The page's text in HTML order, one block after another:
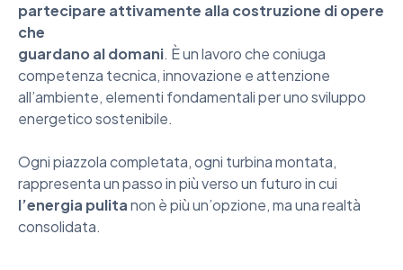
partecipare attivamente alla costruzione di opere
che
guardano al domani. È un lavoro che coniuga
competenza tecnica, innovazione e attenzione
all’ambiente, elementi fondamentali per uno sviluppo
energetico sostenibile.
Ogni piazzola completata, ogni turbina montata,
rappresenta un passo in più verso un futuro in cui
l’energia pulitanon è più un’opzione, ma una realtà
consolidata.